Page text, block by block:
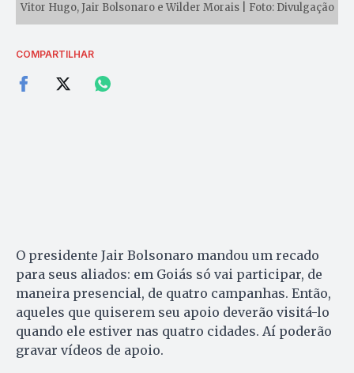
Vitor Hugo, Jair Bolsonaro e Wilder Morais | Foto: Divulgação
COMPARTILHAR
O presidente Jair Bolsonaro mandou um recado
para seus aliados: em Goiás só vai participar, de
maneira presencial, de quatro campanhas. Então,
aqueles que quiserem seu apoio deverão visitá-lo
quando ele estiver nas quatro cidades. Aí poderão
gravar vídeos de apoio.